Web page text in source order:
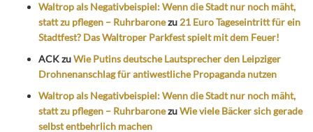
Waltrop als Negativbeispiel: Wenn die Stadt nur noch mäht,
statt zu pflegen – Ruhrbaronezu 21 Euro Tageseintritt für ein
Stadtfest? Das Waltroper Parkfest spielt mit dem Feuer!
ACKzuWie Putins deutsche Lautsprecher den Leipziger
Drohnenanschlag für antiwestliche Propaganda nutzen
Waltrop als Negativbeispiel: Wenn die Stadt nur noch mäht,
statt zu pflegen – RuhrbaronezuWie viele Bäcker sich gerade
selbst entbehrlich machen